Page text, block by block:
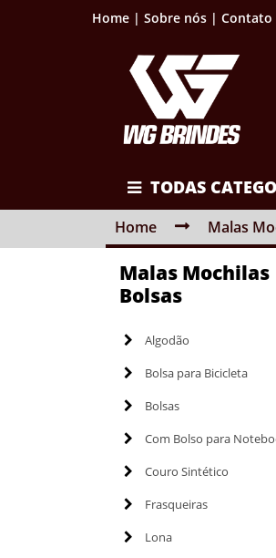
Home | Sobre nós | Contato
TODAS
Home Malas
Malas Mochilas
Bolsas
Algodão
Bolsa para Bicicleta
Bolsas
Com Bolso para
Couro Sintético
Frasqueiras
Lona